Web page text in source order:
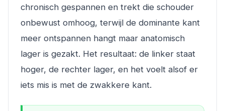
chronisch gespannen en trekt die schouder
onbewust omhoog, terwijl de dominante kant
meer ontspannen hangt maar anatomisch
lager is gezakt. Het resultaat: de linker staat
hoger, de rechter lager, en het voelt alsof er
iets mis is met de zwakkere kant.